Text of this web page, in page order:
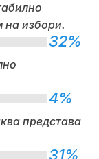
на избори.
32%
4%
представа
31%